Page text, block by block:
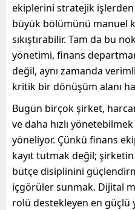
ekiplerini stratejik
büyük bölümünü manuel
sıkıştırabilir. Tam da bu
yönetimi, finans
değil, aynı zamanda
kritik bir dönüşüm alanı
Bugün birçok şirket,
ve daha hızlı
yöneliyor. Çünkü finans
kayıt tutmak değil; şirketin
bütçe disiplinini
içgörüler sunmak. Dijital
rolü destekleyen en güçlü